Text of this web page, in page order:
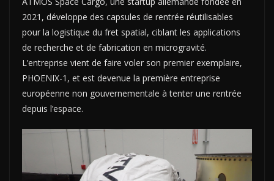
2021, développe des capsules de rentrée réutilisables
pour la logistique du fret spatial, ciblant les applications
de recherche et de fabrication en microgravité.
L’entreprise vient de faire voler son premier exemplaire,
PHOENIX-1, et est devenue la première entreprise
européenne non gouvernementale à tenter une rentrée
depuis l’espace.